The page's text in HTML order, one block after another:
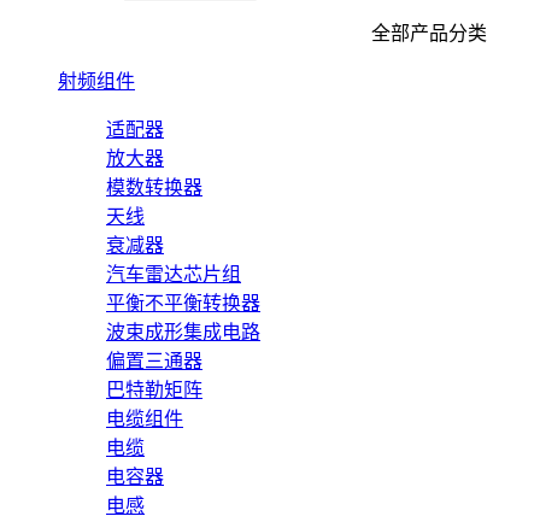
全部产品分类
射频组件
适配器
放大器
模数转换器
天线
衰减器
汽车雷达芯片组
平衡不平衡转换器
波束成形集成电路
偏置三通器
巴特勒矩阵
电缆组件
电缆
电容器
电感